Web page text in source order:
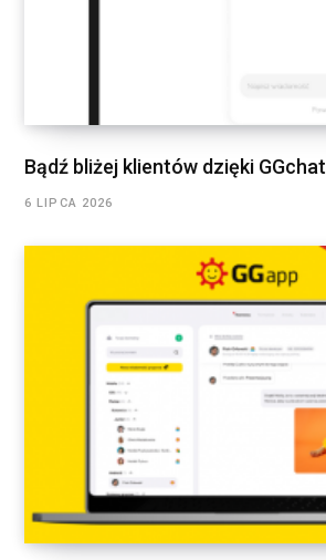
Bądź bliżej klientów dzięki GGchat
6 LIPCA 2026